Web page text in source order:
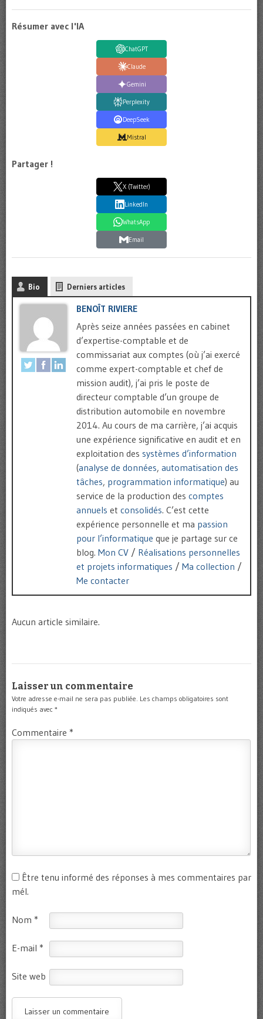
Résumer avec l'IA
ChatGPT
Claude
Gemini
Perplexity
DeepSeek
Mistral
Partager !
X (Twitter)
LinkedIn
WhatsApp
Email
Bio Derniers articles
BENOÎT RIVIERE
Après seize années passées en cabinet
d’expertise-comptable et de
commissariat aux comptes (où j’ai exercé
comme expert-comptable et chef de
mission audit), j’ai pris le poste de
directeur comptable d’un groupe de
distribution automobile en novembre
2014. Au cours de ma carrière, j’ai acquis
une expérience significative en audit et en
exploitation des systèmes d’information
(analyse de données, automatisation des
tâches, programmation informatique) au
service de la production des comptes
annuels et consolidés. C’est cette
expérience personnelle et ma passion
pour l’informatique que je partage sur ce
blog. Mon CV / Réalisations personnelles
et projets informatiques / Ma collection /
Me contacter
Aucun article similaire.
Laisser un commentaire
Votre adresse e-mail ne sera pas publiée. Les champs obligatoires sont
indiqués avec *
Commentaire *
Être tenu informé des réponses à mes commentaires par
mél.
Nom *
E-mail *
Site web